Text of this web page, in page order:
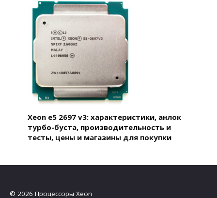
Xeon e5 2697 v3: характеристики, анлок
турбо-буста, производительность и
тесты, цены и магазины для покупки
© 2026 Процессоры Xeon